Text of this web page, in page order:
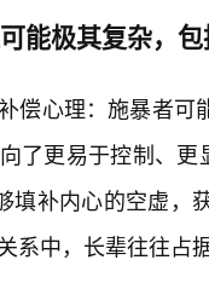
能极其复杂，
偿心理：施暴者可
了更易于控制、
填补内心的空虚
系中，长辈往往占